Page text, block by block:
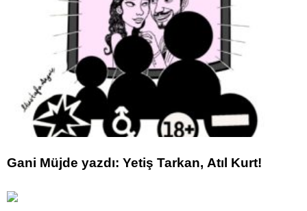
Gani Müjde yazdı: Yetiş Tarkan, Atıl Kurt!